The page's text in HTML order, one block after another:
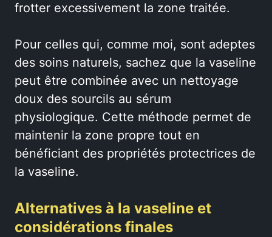
frotter excessivement la zone traitée.
Pour celles qui, comme moi, sont adeptes
des soins naturels, sachez que la vaseline
peut être combinée avec un nettoyage
doux des sourcils au sérum
physiologique. Cette méthode permet de
maintenir la zone propre tout en
bénéficiant des propriétés protectrices de
la vaseline.
Alternatives à la vaseline et
considérations finales